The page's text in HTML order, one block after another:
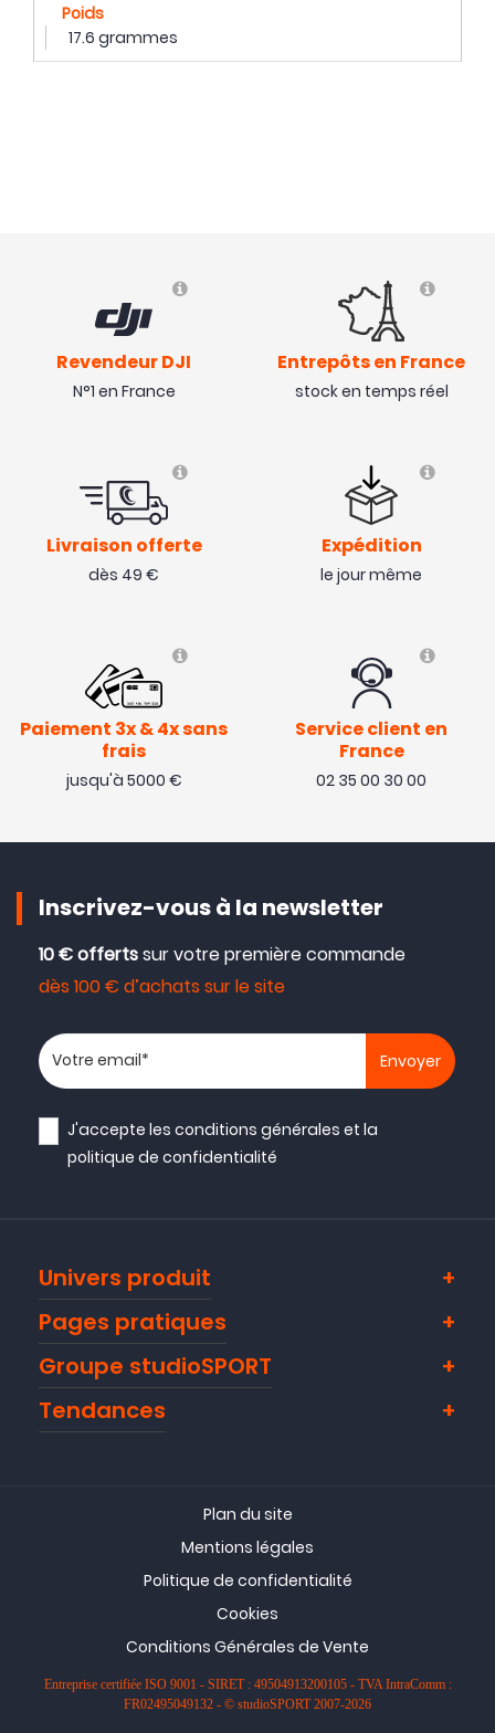
Poids
17.6 grammes
Revendeur DJI
N°1 en France
Entrepôts en France
stock en temps réel
Livraison offerte
dès 49 €
Expédition
le jour même
Paiement 3x & 4x sans
frais
jusqu'à 5000 €
Service client en
France
02 35 00 30 00
Inscrivez-vous à la newsletter
10 € offertssur votre première commande
dès 100 € d’achats sur le site
Votre adresse email
J'accepte lesconditions générales et la
politique de confidentialité
Univers produit
Pages pratiques
Groupe studioSPORT
Tendances
Plan du site
Mentions légales
Politique de confidentialité
Cookies
Conditions Générales de Vente
Entreprise certifiée ISO 9001 - SIRET : 49504913200105 - TVA IntraComm :
FR02495049132 - © studioSPORT 2007-2026